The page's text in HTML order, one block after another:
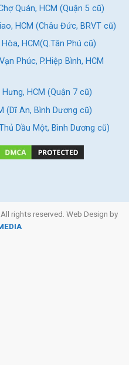
hãng
kế rãnh ở giữa yên xe giúp
xương chậu bạn có thể di
Quán, HCM (Quận 5 cũ)
HCM (Châu Đức, BRVT cũ)
HCM(Q.Tân Phú cũ)
Phúc, P.Hiệp Bình, HCM
HCM (Quận 7 cũ)
(Dĩ An, Bình Dương cũ)
Dầu Một, Bình Dương cũ)
All rights reserved. Web Design by